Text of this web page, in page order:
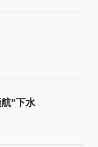
”下水